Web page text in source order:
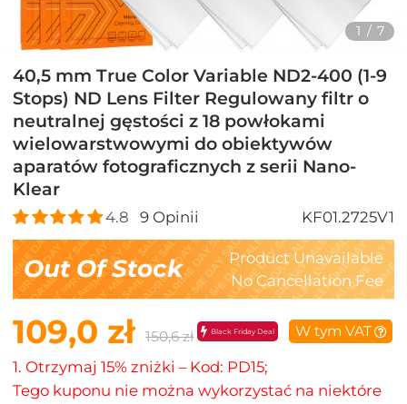
1 / 7
40,5 mm True Color Variable ND2-400 (1-9
Stops) ND Lens Filter Regulowany filtr o
neutralnej gęstości z 18 powłokami
wielowarstwowymi do obiektywów
aparatów fotograficznych z serii Nano-
Klear
4.8 9Opinii KF01.2725V1
Out Of Stock
Product Unavailable
No Cancellation Fee
109,0 zł 150,6 zł Black Friday Deal W tym VAT
1. Otrzymaj 15% zniżki – Kod: PD15;
Tego kuponu nie można wykorzystać na niektóre